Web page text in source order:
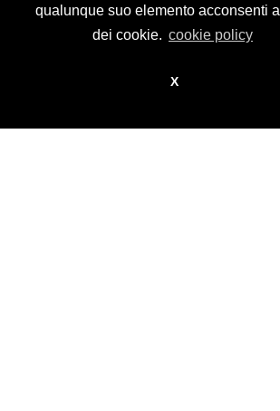
qualunque suo elemento acconsenti
dei cookie. cookie policy
X
design bynikita workstation